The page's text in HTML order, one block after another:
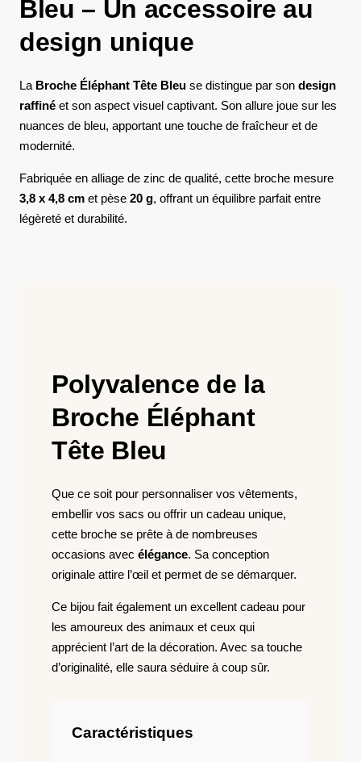
Bleu – Un accessoire au
design unique
La Broche Éléphant Tête Bleu se distingue par son design
raffiné et son aspect visuel captivant. Son allure joue sur les
nuances de bleu, apportant une touche de fraîcheur et de
modernité.
Fabriquée en alliage de zinc de qualité, cette broche mesure
3,8 x 4,8 cm et pèse 20 g, offrant un équilibre parfait entre
légèreté et durabilité.
Polyvalence de la
Broche Éléphant
Tête Bleu
Que ce soit pour personnaliser vos vêtements,
embellir vos sacs ou offrir un cadeau unique,
cette broche se prête à de nombreuses
occasions avec élégance. Sa conception
originale attire l’œil et permet de se démarquer.
Ce bijou fait également un excellent cadeau pour
les amoureux des animaux et ceux qui
apprécient l’art de la décoration. Avec sa touche
d’originalité, elle saura séduire à coup sûr.
Caractéristiques